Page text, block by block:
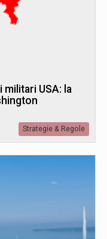
militari USA: la
Strategie & Regole